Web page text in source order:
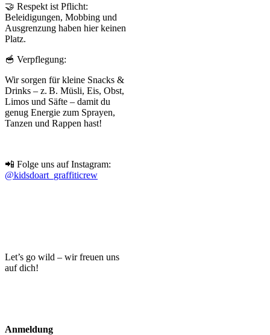
🤝 Respekt ist Pflicht:
Beleidigungen, Mobbing und
Ausgrenzung haben hier keinen
Platz.
🥣 Verpflegung:
Wir sorgen für kleine Snacks &
Drinks – z. B. Müsli, Eis, Obst,
Limos und Säfte – damit du
genug Energie zum Sprayen,
Tanzen und Rappen hast!
📲 Folge uns auf Instagram:
@kidsdoart_graffiticrew
Let’s go wild – wir freuen uns
auf dich!
Anmeldung